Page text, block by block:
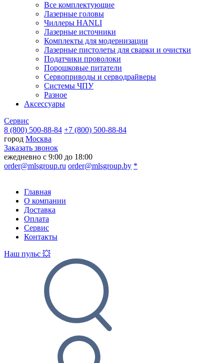
Все комплектующие
Лазерные головы
Чиллеры HANLI
Лазерные источники
Комплекты для модернизации
Лазерные пистолеты для сварки и очистки
Податчики проволоки
Порошковые питатели
Сервоприводы и серводрайверы
Системы ЧПУ
Разное
Аксессуары
Сервис
8 (800) 500-88-84 +7 (800) 500-88-84
город Москва
Заказать звонок
ежедневно с 9:00 до 18:00
order@mlsgroup.ru order@mlsgroup.by *
Главная
О компании
Доставка
Оплата
Сервис
Контакты
Наш пульс 💥